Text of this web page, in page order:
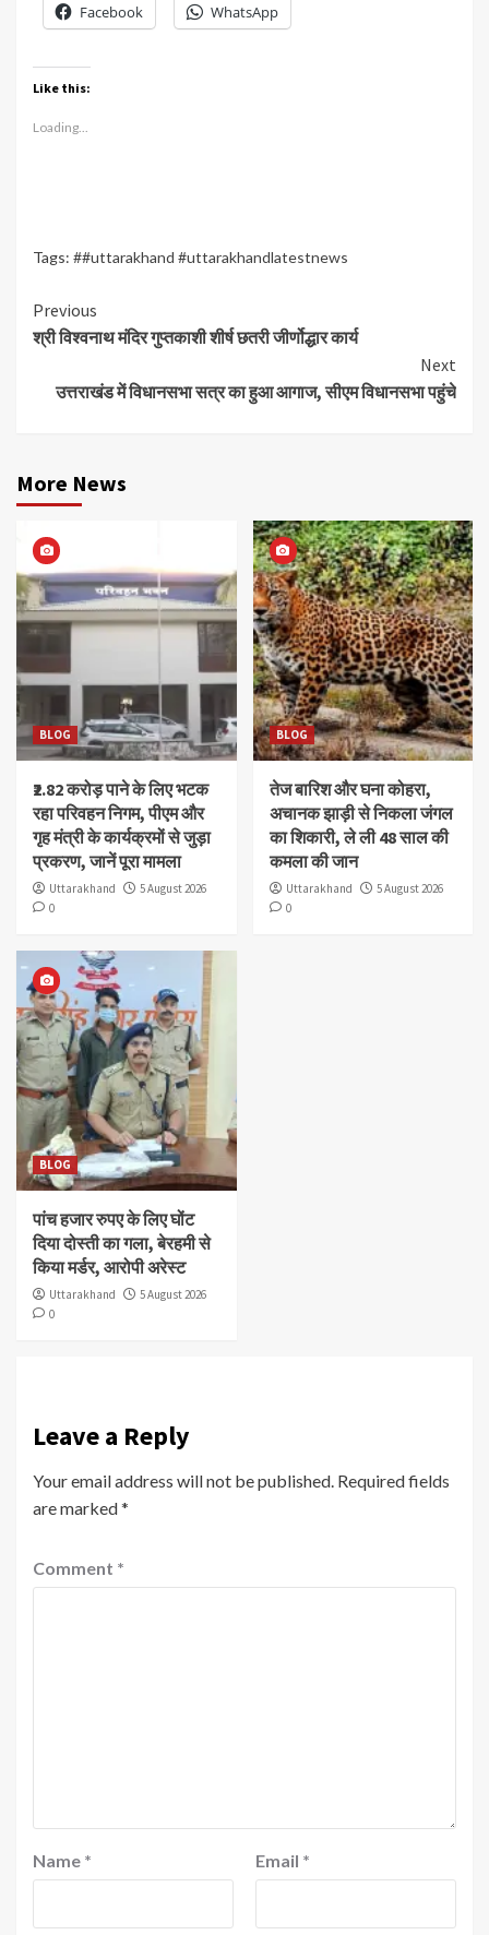
Facebook WhatsApp
Like this:
Loading...
Tags: ##uttarakhand #uttarakhandlatestnews
Continue
Reading
Previous
श्री विश्वनाथ मंदिर गुप्तकाशी शीर्ष छतरी जीर्णोद्धार कार्य
Next
उत्तराखंड में विधानसभा सत्र का हुआ आगाज, सीएम विधानसभा पहुंचे
More News
BLOG
₹2.82 करोड़ पाने के लिए भटक
रहा परिवहन निगम, पीएम और
गृह मंत्री के कार्यक्रमों से जुड़ा
प्रकरण, जानें पूरा मामला
Uttarakhand
5 August 2026
0
BLOG
तेज बारिश और घना कोहरा,
अचानक झाड़ी से निकला जंगल
का शिकारी, ले ली 48 साल की
कमला की जान
Uttarakhand
5 August 2026
0
BLOG
पांच हजार रुपए के लिए घोंट
दिया दोस्ती का गला, बेरहमी से
किया मर्डर, आरोपी अरेस्ट
Uttarakhand
5 August 2026
0
Leave a Reply
Your email address will not be published. Required fields
are marked*
Comment *
Name * Email *